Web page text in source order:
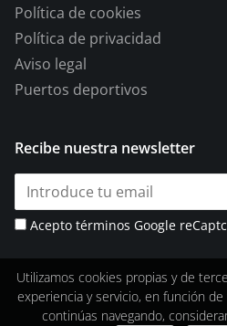
Política de cookies
Política de privacidad
Aviso legal
Puertos deportivos
Recibe nuestra newsletter
Acepto términos Google
Utilizamos cookies propias y de
experiencia y servicio, en función
continúas navegando,